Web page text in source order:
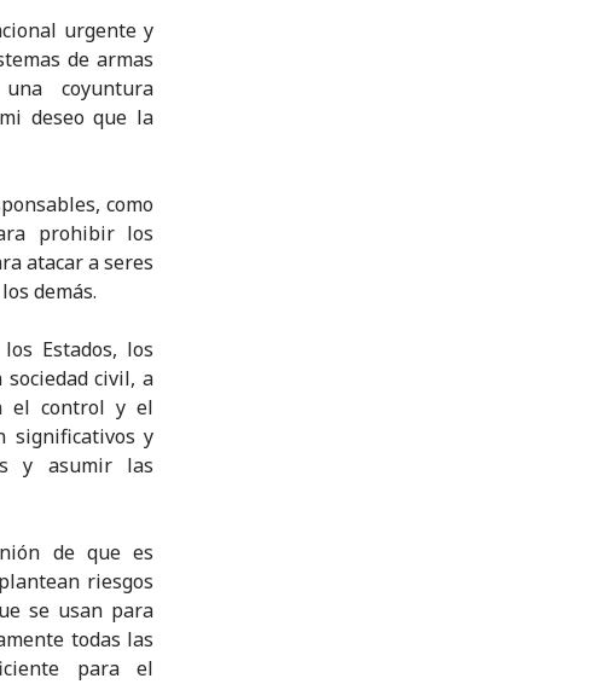
urgente y
de armas
coyuntura
deseo que la
como
prohibir los
atacar a seres
demás.
Estados, los
civil, a
el control y el
significativos y
y asumir las
de que es
riesgos
se usan para
todas las
para el